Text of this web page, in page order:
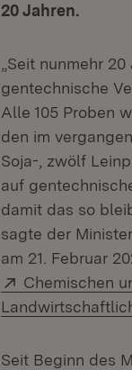
20 Jahren.
„Seit nunmehr
gentechnische
Alle 105 Proben
den im
Soja-, zwölf
auf
damit das so
sagte der
am 21. Februar
Extern:
Chemischen
Seit Beginn des